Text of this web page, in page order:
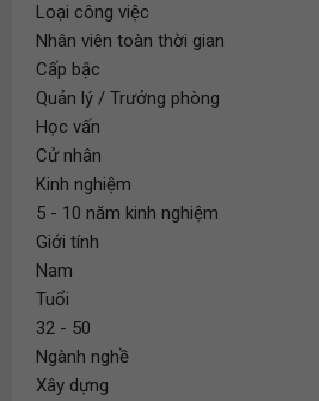
Loại công việc
Nhân viên toàn thời gian
Cấp bậc
Quản lý / Trưởng phòng
Học vấn
Cử nhân
Kinh nghiệm
5 - 10 năm kinh nghiệm
Giới tính
Nam
Tuổi
32 - 50
Ngành nghề
Xây dựng